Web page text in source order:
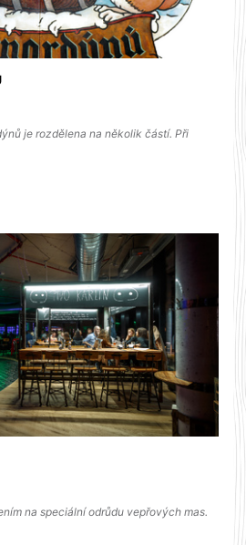
je rozdělena na několik částí. Při
na speciální odrůdu vepřových mas.